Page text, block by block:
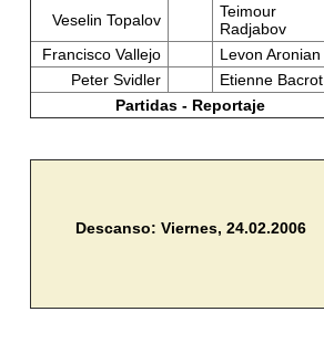
Veselin Topalov
Teimour
Radjabov
Francisco Vallejo
Levon Aronian
Peter Svidler
Etienne Bacrot
Partidas - Reportaje
Descanso: Viernes, 24.02.2006